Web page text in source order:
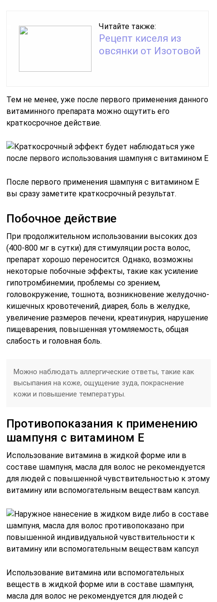
Читайте также:
Рецепт киселя из
овсянки от Изотовой
Тем не менее, уже после первого применения данного
витаминного препарата можно ощутить его
краткосрочное действие.
После первого применения шампуня с витамином Е
вы сразу заметите краткосрочный результат.
Побочное действие
При продолжительном использовании высоких доз
(400-800 мг в сутки) для стимуляции роста волос,
препарат хорошо переносится. Однако, возможны
некоторые побочные эффекты, такие как усиление
гипотромбинемии, проблемы со зрением,
головокружение, тошнота, возникновение желудочно-
кишечных кровотечений, диарея, боль в желудке,
увеличение размеров печени, креатинурия, нарушение
пищеварения, повышенная утомляемость, общая
слабость и головная боль.
Можно наблюдать аллергические ответы, такие как
высыпания на коже, ощущение зуда, покраснение
кожи и повышение температуры.
Противопоказания к применению
шампуня с витамином Е
Использование витамина в жидкой форме или в
составе шампуня, масла для волос не рекомендуется
для людей с повышенной чувствительностью к этому
витамину или вспомогательным веществам капсул.
Использование витамина или вспомогательных
веществ в жидкой форме или в составе шампуня,
масла для волос не рекомендуется для людей с